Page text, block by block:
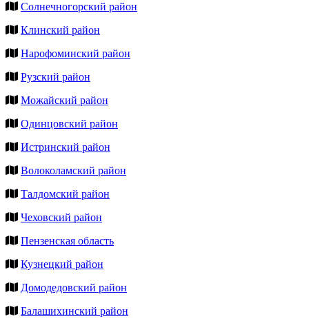
Солнечногорский район
Клинский район
Нарофоминский район
Рузский район
Можайский район
Одинцовский район
Истринский район
Волоколамский район
Талдомский район
Чеховский район
Пензенская область
Кузнецкий район
Домодедовский район
Балашихинский район